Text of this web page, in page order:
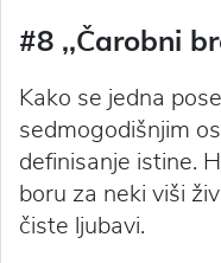
#8 ‚‚Čarobni
Kako se jedna
sedmogodišnjim
definisanje istine.
boru za neki viši
čiste ljubavi.